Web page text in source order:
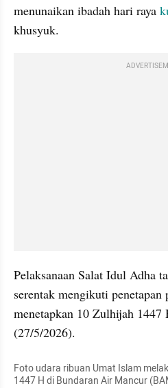
menunaikan ibadah hari raya
khusyuk.
Pelaksanaan Salat Idul Adha
serentak mengikuti penetapan
menetapkan 10 Zulhijah
(27/5/2026).
Foto udara ribuan Umat Islam
1447 H di Bundaran Air Mancur